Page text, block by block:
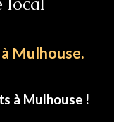
Mulhouse.
à Mulhouse !